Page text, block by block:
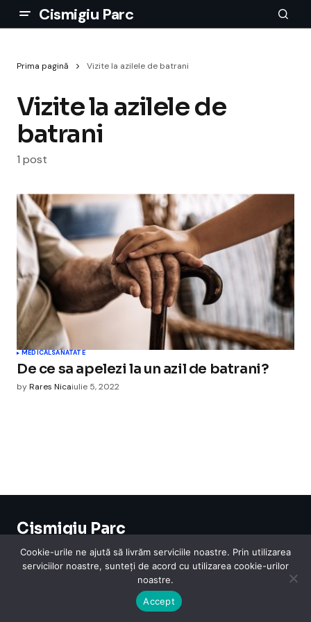
Cismigiu Parc
Prima pagină Vizite la azilele de batrani
Vizite la azilele de
batrani
1 post
MEDICALSANATATE
De ce sa apelezi la un azil de batrani?
byRares Nicaiulie 5, 2022
Cismigiu Parc
InternetLegislatie MedicalModaSarbatoriTelefoaneContact
Cookie-urile ne ajută să livrăm serviciile noastre. Prin utilizarea
serviciilor noastre, sunteți de acord cu utilizarea cookie-urilor
noastre.
Accept